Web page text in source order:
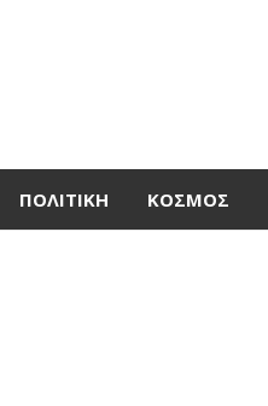
ΠΟΛΙΤΙΚΉ ΚΌΣΜΟΣ